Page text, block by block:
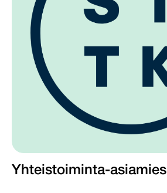
Yhteistoiminta-asiamies